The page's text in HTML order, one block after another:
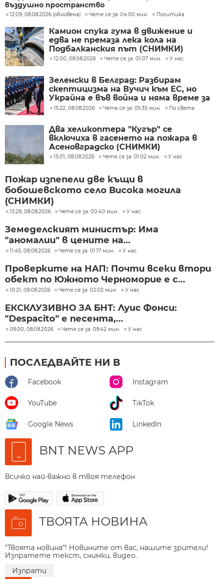
въздушно пространство
12:09, 08.08.2026 (обновена) Чете се за: 04:00 мин. Политика
Камион спука гума в движение и
едва не премаза лека кола на
Подбалканския път (СНИМКИ)
12:00, 08.08.2026 Чете се за: 01:07 мин. У нас
Зеленски в Белград: Разбирам
скептицизма на Вучич към ЕС, но
Украйна е във война и няма време за
скептицизъм
15:22, 08.08.2026 Чете се за: 05:35 мин. По света
Два хеликоптера "Кугър" се
включиха в гасенето на пожара в
Асеновградско (СНИМКИ)
15:01, 08.08.2026 Чете се за: 01:02 мин. У нас
Пожар изпепели две къщи в
бобошевското село Висока могила
(СНИМКИ)
13:29, 08.08.2026 Чете се за: 00:40 мин. У нас
Земеделският министър: Има
"аномалии" в цените на...
11:45, 08.08.2026 Чете се за: 01:17 мин. У нас
Проверките на НАП: Почти всеки втори
обект по Южното Черноморие е с...
10:21, 08.08.2026 Чете се за: 02:02 мин. У нас
ЕКСКЛУЗИВНО ЗА БНТ: Луис Фонси:
"Despacito" е песента,...
09:00, 08.08.2026 Чете се за: 09:42 мин. У нас
ПОСЛЕДВАЙТЕ НИ В
Facebook Instagram
YouTube TikTok
Google News LinkedIn
BNT NEWS APP
Всичко най-важно в твоя телефон
ТВОЯТА НОВИНА
"Твоята новина"! Новините от вас, нашите зрители!
Изпратете текст, снимки, видео.
Изпрати